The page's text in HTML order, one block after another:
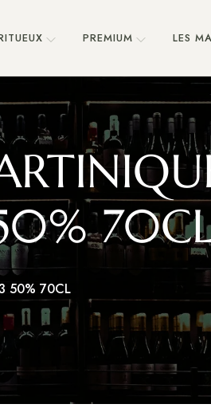
PREMIUM LES
50% 70CL